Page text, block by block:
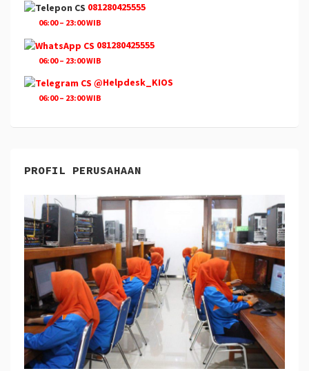
081280425555
06:00 – 23:00 WIB
081280425555
06:00 – 23:00 WIB
@Helpdesk_KIOS
06:00 – 23:00 WIB
PROFIL PERUSAHAAN